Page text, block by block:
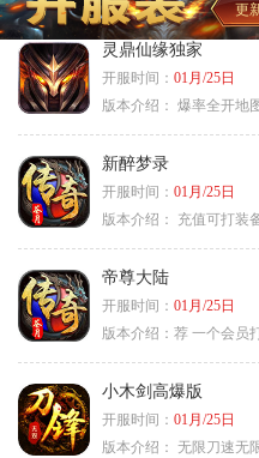
更
灵鼎仙缘独家
开服时间： 01月/25日
版本介绍： 爆率全开地
新醉梦录
开服时间： 01月/25日
版本介绍：
充值可打装
帝尊大陆
开服时间： 01月/25日
版本介绍： 荐 一个会员
小木剑高爆版
开服时间： 01月/25日
版本介绍： 无限刀速无